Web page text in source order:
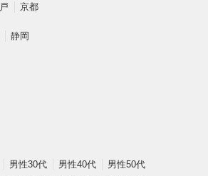
京都
静岡
男性30代 男性40代
男性50代